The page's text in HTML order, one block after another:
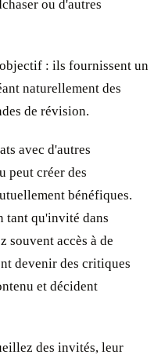
ou d'autres
: ils fournissent un
naturellement des
de révision.
avec d'autres
peut créer des
bénéfiques.
tant qu'invité dans
souvent accès à de
devenir des critiques
et décident
des invités, leur